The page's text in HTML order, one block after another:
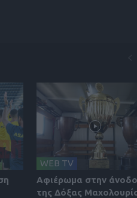
WEB TV
Αφιέρωμα στην άνοδο
της Δόξας